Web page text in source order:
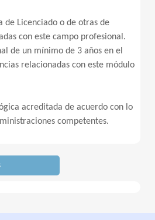
de Licenciado o de otras de
con este campo profesional.
de un mínimo de 3 años en el
relacionadas con este módulo
acreditada de acuerdo con lo
competentes.